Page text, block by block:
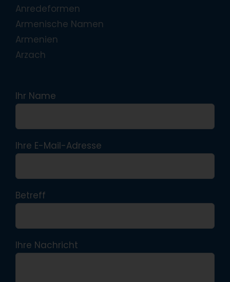
Anredeformen
Armenische Namen
Armenien
Arzach
Ihr Name
Ihre E-Mail-Adresse
Betreff
Ihre Nachricht